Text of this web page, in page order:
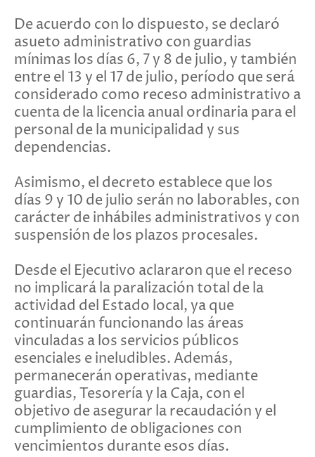
De acuerdo con lo dispuesto, se declaró
asueto administrativo con guardias
mínimas los días 6, 7 y 8 de julio, y también
entre el 13 y el 17 de julio, período que será
considerado como receso administrativo a
cuenta de la licencia anual ordinaria para el
personal de la municipalidad y sus
dependencias.
Asimismo, el decreto establece que los
días 9 y 10 de julio serán no laborables, con
carácter de inhábiles administrativos y con
suspensión de los plazos procesales.
Desde el Ejecutivo aclararon que el receso
no implicará la paralización total de la
actividad del Estado local, ya que
continuarán funcionando las áreas
vinculadas a los servicios públicos
esenciales e ineludibles. Además,
permanecerán operativas, mediante
guardias, Tesorería y la Caja, con el
objetivo de asegurar la recaudación y el
cumplimiento de obligaciones con
vencimientos durante esos días.